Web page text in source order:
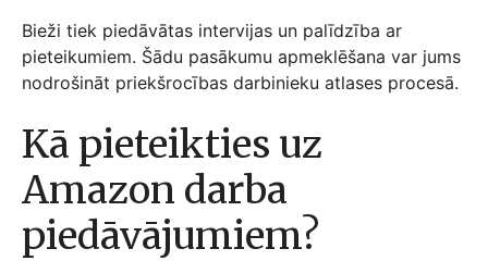
Bieži tiek piedāvātas intervijas un palīdzība ar
pieteikumiem. Šādu pasākumu apmeklēšana var jums
nodrošināt priekšrocības darbinieku atlases procesā.
Kā pieteikties uz
Amazon darba
piedāvājumiem?